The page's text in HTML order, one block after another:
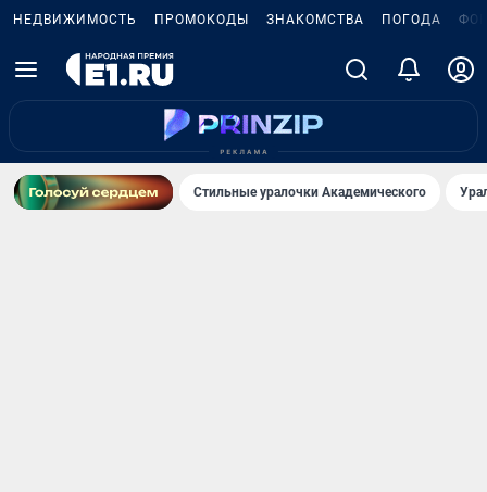
НЕДВИЖИМОСТЬ ПРОМОКОДЫ ЗНАКОМСТВА ПОГОДА
Стильные уралочки Академического